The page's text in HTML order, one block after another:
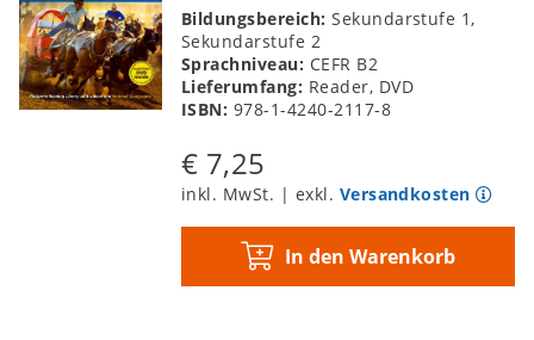
Bildungsbereich:Sekundarstufe 1,
Sekundarstufe 2
Sprachniveau: CEFR B2
Lieferumfang: Reader, DVD
ISBN: 978-1-4240-2117-8
€ 7,25
inkl. MwSt. | exkl. Versandkosten
In den Warenkorb